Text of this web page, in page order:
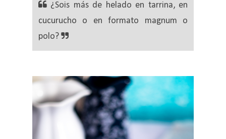
¿Sois más de helado en tarrina, en
cucurucho o en formato magnum o
polo?